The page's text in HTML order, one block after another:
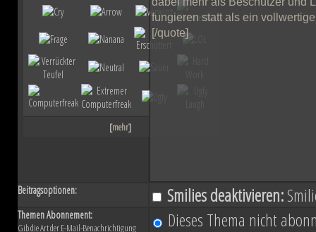
ihn mit der Einnahme von
Eindruck einer erneuten
sichert sich Vesperum die Loyalität
Vernichtung aller Dissidenten und
Schlacht von Endor noch den
nun in weiter Ferne. Der Entscheid
[mehr]
Beitragsoptionen: Smilies deaktivieren:
Themen Abonnement:
Gib die Art der E-Mail-Benachrichtigung
Dieses Thema nicht